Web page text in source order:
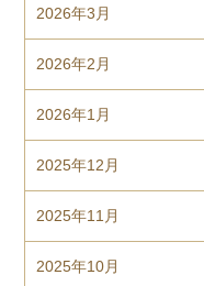
2026年3月
2026年2月
2026年1月
2025年12月
2025年11月
2025年10月